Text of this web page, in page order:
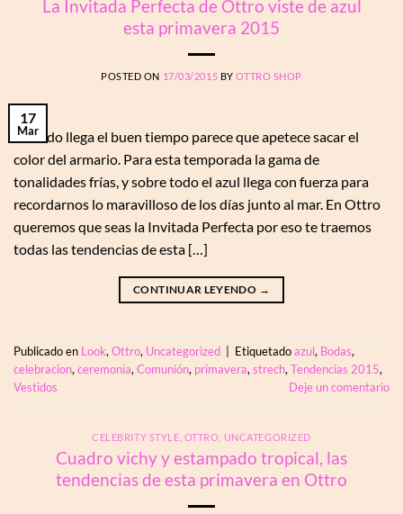
La Invitada Perfecta de Ottro viste de azul
esta primavera 2015
POSTED ON 17/03/2015 BYOTTRO SHOP
17
Mar
Cuando llega el buen tiempo parece que apetece sacar el
color del armario. Para esta temporada la gama de
tonalidades frías, y sobre todo el azul llega con fuerza para
recordarnos lo maravilloso de los días junto al mar. En Ottro
queremos que seas la Invitada Perfecta por eso te traemos
todas las tendencias de esta […]
CONTINUAR LEYENDO →
Publicado en Look,Ottro, Uncategorized Etiquetadoazul, Bodas,
celebracion,ceremonia,Comunión, primavera,strech,Tendencias 2015,
Vestidos
Deje un comentario
CELEBRITY STYLE OTTRO UNCATEGORIZED
Cuadro vichy y estampado tropical, las
tendencias de esta primavera en Ottro